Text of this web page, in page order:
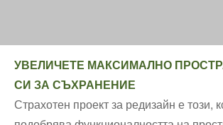
УВЕЛИЧЕТЕ МАКСИМАЛНО
СИ ЗА СЪХРАНЕНИЕ
Страхотен проект за редизайн е този,